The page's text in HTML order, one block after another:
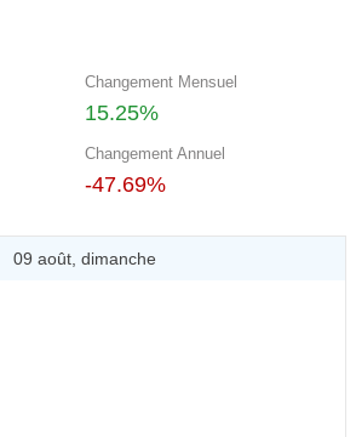
Changement Mensuel
15.25%
Changement Annuel
-47.69%
09 août, dimanche